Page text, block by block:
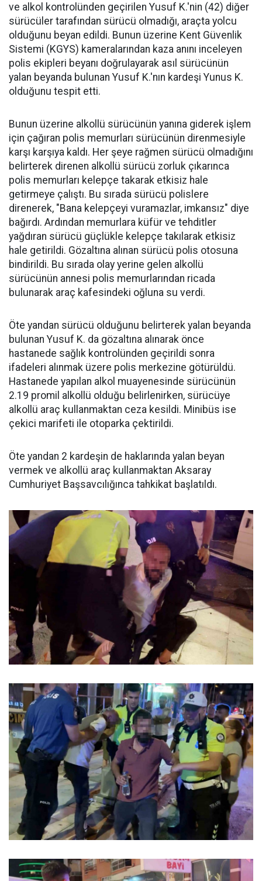
ve alkol kontrolünden geçirilen Yusuf K.'nin (42) diğer
sürücüler tarafından sürücü olmadığı, araçta yolcu
olduğunu beyan edildi. Bunun üzerine Kent Güvenlik
Sistemi (KGYS) kameralarından kaza anını inceleyen
polis ekipleri beyanı doğrulayarak asıl sürücünün
yalan beyanda bulunan Yusuf K.'nın kardeşi Yunus K.
olduğunu tespit etti.
Bunun üzerine alkollü sürücünün yanına giderek işlem
için çağıran polis memurları sürücünün direnmesiyle
karşı karşıya kaldı. Her şeye rağmen sürücü olmadığını
belirterek direnen alkollü sürücü zorluk çıkarınca
polis memurları kelepçe takarak etkisiz hale
getirmeye çalıştı. Bu sırada sürücü polislere
direnerek, "Bana kelepçeyi vuramazlar, imkansız" diye
bağırdı. Ardından memurlara küfür ve tehditler
yağdıran sürücü güçlükle kelepçe takılarak etkisiz
hale getirildi. Gözaltına alınan sürücü polis otosuna
bindirildi. Bu sırada olay yerine gelen alkollü
sürücünün annesi polis memurlarından ricada
bulunarak araç kafesindeki oğluna su verdi.
Öte yandan sürücü olduğunu belirterek yalan beyanda
bulunan Yusuf K. da gözaltına alınarak önce
hastanede sağlık kontrolünden geçirildi sonra
ifadeleri alınmak üzere polis merkezine götürüldü.
Hastanede yapılan alkol muayenesinde sürücünün
2.19 promil alkollü olduğu belirlenirken, sürücüye
alkollü araç kullanmaktan ceza kesildi. Minibüs ise
çekici marifeti ile otoparka çektirildi.
Öte yandan 2 kardeşin de haklarında yalan beyan
vermek ve alkollü araç kullanmaktan Aksaray
Cumhuriyet Başsavcılığınca tahkikat başlatıldı.